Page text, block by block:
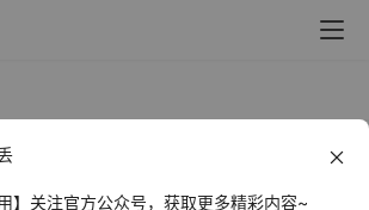
Android 二十四节气日历_v1.0.26
】关注官方公众号，获取更多精彩内容~